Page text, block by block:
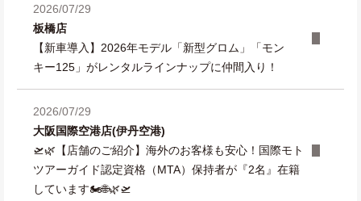
2026/07/29
板橋店
【新車導入】2026年モデル「新型グロム」「モン
キー125」がレンタルラインナップに仲間入り！
2026/07/29
大阪国際空港店(伊丹空港)
🛫🌿【店舗のご紹介】海外のお客様も安心！国際モト
ツアーガイド認定資格（MTA）保持者が『2名』在籍
しています🏍️🌐🌿🛫